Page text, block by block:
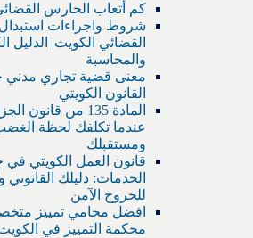
كم أتعاب الحارس
شروط واجراءات
القضائي الكويت| الدليل
والمحاسبة
معنى قضية تجاري
القانون الكويتي
المادة 135 من قانون
عندما تكلفك لحظة
ومستقبلك
قانون العمل الكويتي في
الخدمات: دليلك القانوني
للخروج الآمن
افضل محامي تمييز
محكمة التمييز في